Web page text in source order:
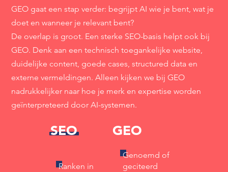
GEO gaat een stap verder: begrijpt AI wie je bent, wat je
doet en wanneer je relevant bent?
De overlap is groot. Een sterke SEO-basis helpt ook bij
GEO. Denk aan een technisch toegankelijke website,
duidelijke content, goede cases, structured data en
externe vermeldingen. Alleen kijken we bij GEO
nadrukkelijker naar hoe je merk en expertise worden
geïnterpreteerd door AI-systemen.
SEO GEO
Ranken in
Genoemd of
geciteerd